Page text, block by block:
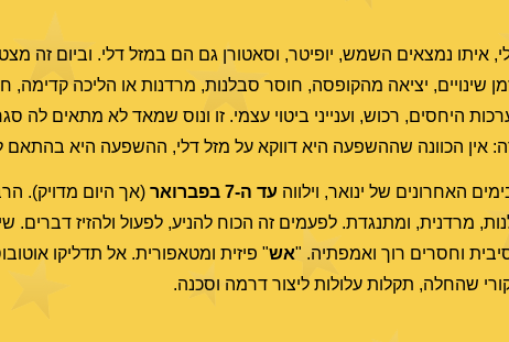
איתו נמצאים השמש, יופיטר, וסאטורן גם הם במזל דלי. וביום זה
שינויים, יציאה מהקופסה, חוסר סבלנות, מרדנות או הליכה קדימה,
היחסים, רכוש, וענייני ביטוי עצמי. זו ונוס שמאד לא מתאים לה
אין הכוונה שההשפעה היא דווקא על מזל דלי, ההשפעה היא
האחרונים של ינואר, וילווה עד ה-7 בפברואר
(אך היום מדויק).
מרדנית, ומתנגדת. לפעמים זה הכוח להניע, לפעול ולהזיז דברים.
וחסרים רוך ואמפתיה. "אש" פיזית ומטאפורית. אל תדליקו
שהחלה, תקלות עלולות ליצור דרמה וסכנה.